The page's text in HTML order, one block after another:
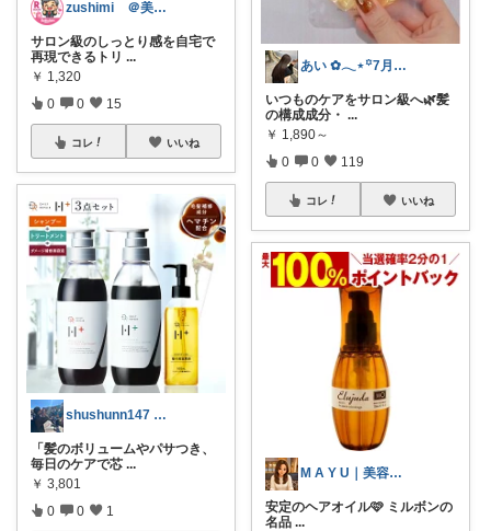
zushimi ＠美容☓ケア
サロン級のしっとり感を自宅で
再現できるトリ ...
￥ 1,320
0 0 15
コレ いいね
shushunn147 ⚽️経由購入
「髪のボリュームやパサつき、
毎日のケアで芯 ...
￥ 3,801
0 0 1
あい ✿𓂃⋆꙳7月感謝致します
いつものケアをサロン級へ🌿‬髪
の構成成分・ ...
￥ 1,890～
0 0 119
コレ いいね
M A Y U｜美容好きROOM🩶
安定のヘアオイル🩷 ミルボンの
名品 ...